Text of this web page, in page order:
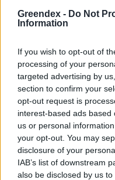
Greendex - Do Not
Information
If you wish to opt-out of
processing of your
targeted advertising by
section to confirm your
opt-out request is
interest-based ads
us or personal
your opt-out. You may
disclosure of your
IAB’s list of downstream
also be disclosed by us
hinnénk
Granát-Galló
Kukába
Kántás Zoltán